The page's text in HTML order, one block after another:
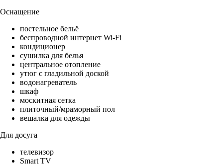
Оснащение
постельное бельё
беспроводной интернет Wi-Fi
кондиционер
сушилка для белья
центральное отопление
утюг с гладильной доской
водонагреватель
шкаф
москитная сетка
плиточный/мраморный пол
вешалка для одежды
Для досуга
телевизор
Smart TV